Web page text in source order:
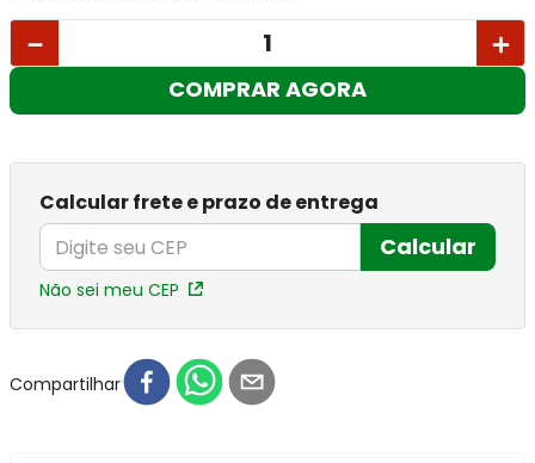
＋
－
COMPRAR AGORA
Calcular frete e prazo de entrega
Calcular
Não sei meu CEP
Compartilhar